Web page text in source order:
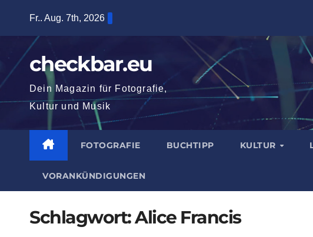
springen
Fr.. Aug. 7th, 2026
checkbar.eu
Dein Magazin für Fotografie,
Kultur und Musik
FOTOGRAFIE BUCHTIPP KULTUR
VORANKÜNDIGUNGEN
Schlagwort:Alice Francis